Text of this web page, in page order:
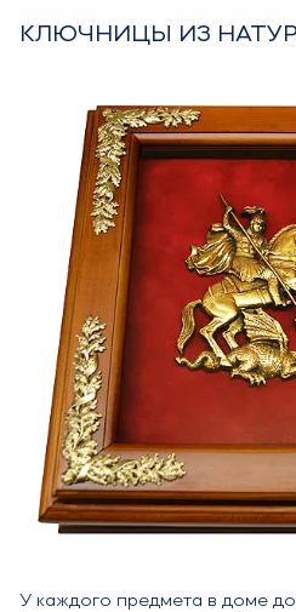
КЛЮЧНИЦЫ ИЗ
У каждого предмета в доме